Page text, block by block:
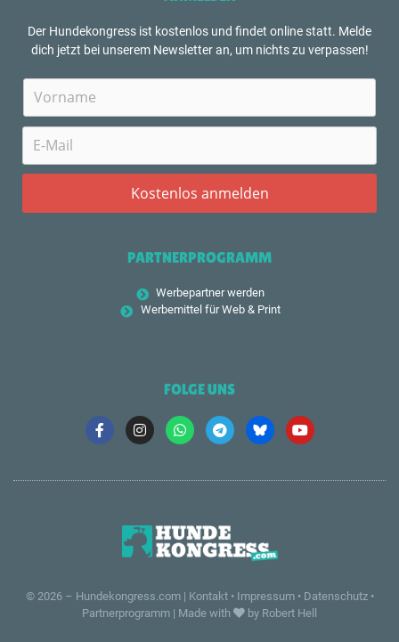
Der Hundekongress ist kostenlos und findet online statt. Melde
dich jetzt bei unserem Newsletter an, um nichts zu verpassen!
PARTNERPROGRAMM
Werbepartner werden
Werbemittel für Web & Print
FOLGE UNS
© 2026 – Hundekongress.com| Kontakt• Impressum• Datenschutz•
Partnerprogramm | Made with by Robert Hell